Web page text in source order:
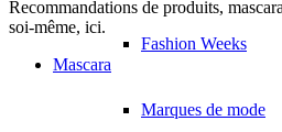
Fashion Weeks
Marques de mode
Recommandations de produits,
soi-même, ici.
Mascara